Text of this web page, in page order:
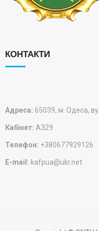
КОНТАКТИ
Адреса: 65039, м. Одеса,
Кабінет: А329
Телефон: +380677929126
E-mail: kafpua@ukr.net